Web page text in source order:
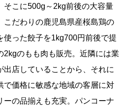
そこに500g～2kg前後の大容量
こだわりの鹿児島県産桜島鶏の
使った餃子を1kg700円前後で提
2kgのもも肉も販売。近隣には業
出店していることから、それに
で価格に敏感な地域の客層に対
ーの品揃えも充実。パンコーナ